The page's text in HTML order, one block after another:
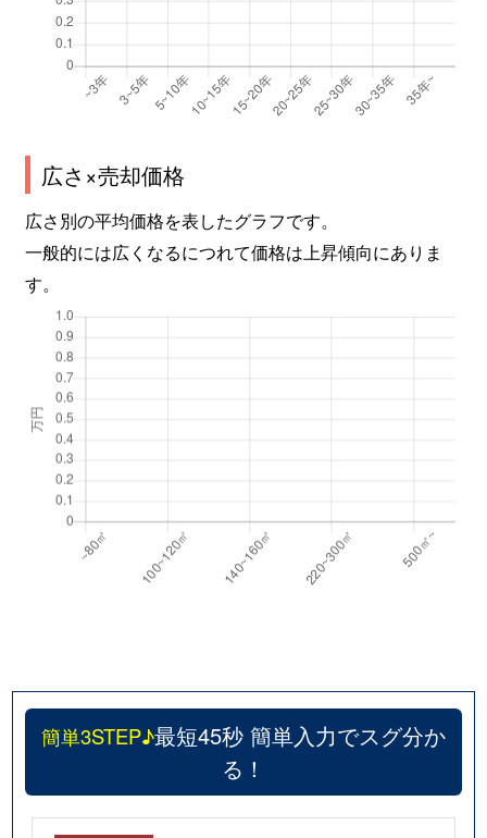
広さ×売却価格
広さ別の平均価格を表したグラフです。
一般的には広くなるにつれて価格は上昇傾向にありま
す。
簡単3STEP♪最短45秒 簡単入力でスグ分か
る！